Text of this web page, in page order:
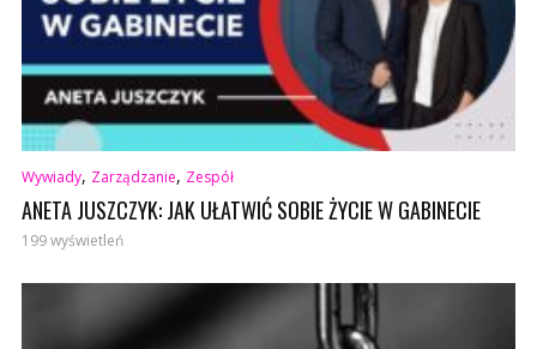
Wywiady, Zarządzanie, Zespół
ANETA JUSZCZYK: JAK UŁATWIĆ SOBIE ŻYCIE W GABINECIE
199 wyświetleń